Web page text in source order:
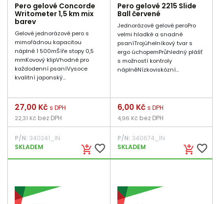
Pero gelové Concorde
Writometer 1,5 km mix
barev
Gelové jednorázové pero s
mimořádnou kapacitou
náplně 1 500mŠíře stopy 0,5
mmKovový klipVhodné pro
každodenní psaníVysoce
kvalitní japonský...
add_shopping_cart favorite_border
Cena
27,00 Kč s DPH
22,31 Kč bez DPH
P/N: 340241_IN
SKLADEM
Pero gelové 2215 Slide
Ball červené
Jednorázové gelové peroPro
velmi hladké a snadné
psaníTrojúhelníkový tvar s
ergo úchopemPrůhledný plášť
s možností kontroly
náplněNízkoviskózní...
add_shopping_cart favorite_border
Cena
6,00 Kč s DPH
4,96 Kč bez DPH
P/N:340674_IN
SKLADEM